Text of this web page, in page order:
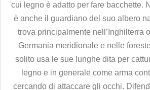
cui legno è adatto per fare bacchette.
è anche il guardiano del suo albero
trova principalmente nell’Inghilterra
Germania meridionale e nelle
solito usa le sue lunghe dita per
legno e in generale come arma
cercando di attaccare gli occhi.